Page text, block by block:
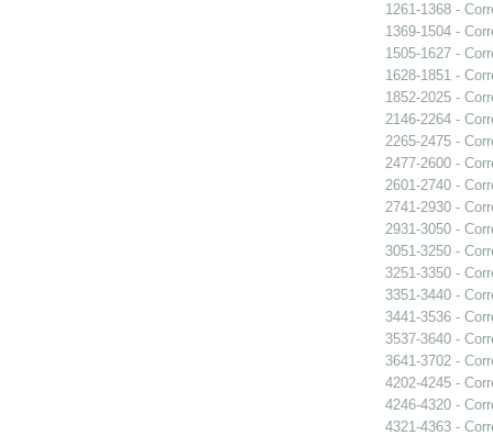
1261-1368 -
1369-1504 -
1505-1627 -
1628-1851 -
1852-2025 -
2146-2264 -
2265-2475 -
2477-2600 -
2601-2740 -
2741-2930 -
2931-3050 -
3051-3250 -
3251-3350 -
3351-3440 -
3441-3536 -
3537-3640 -
3641-3702 -
4202-4245 -
4246-4320 -
4321-4363 -